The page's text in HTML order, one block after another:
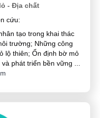
- Địa chất
cứu:
tạo trong khai thác
trường; Những công
lộ thiên; Ổn định bờ mỏ
phát triển bền vững